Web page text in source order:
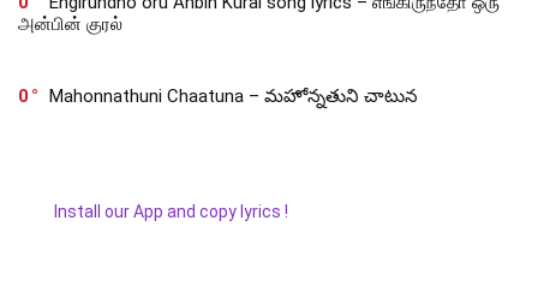
அன்பின் குரல்
0 Mahonnathuni Chaatuna – మహోన్నతుని చాటున
Install our App and copy lyrics !